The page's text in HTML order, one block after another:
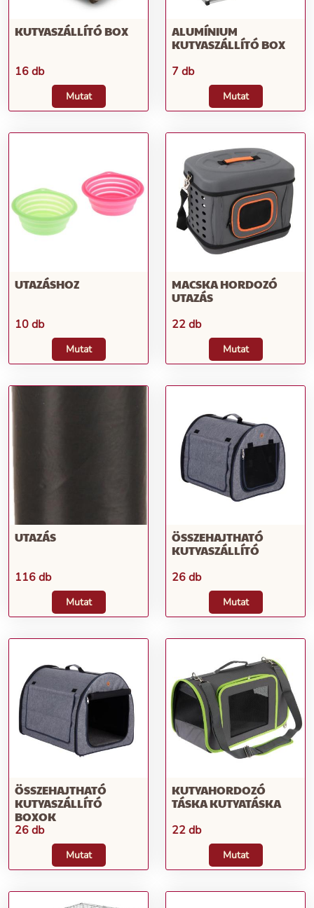
KUTYASZÁLLÍTÓ BOX
16 db
Mutat
ALUMÍNIUM
KUTYASZÁLLÍTÓ BOX
7 db
Mutat
UTAZÁSHOZ
10 db
Mutat
MACSKA HORDOZÓ
UTAZÁS
22 db
Mutat
UTAZÁS
116 db
Mutat
ÖSSZEHAJTHATÓ
KUTYASZÁLLÍTÓ
26 db
Mutat
ÖSSZEHAJTHATÓ
KUTYASZÁLLÍTÓ
BOXOK
26 db
Mutat
KUTYAHORDOZÓ
TÁSKA KUTYATÁSKA
22 db
Mutat